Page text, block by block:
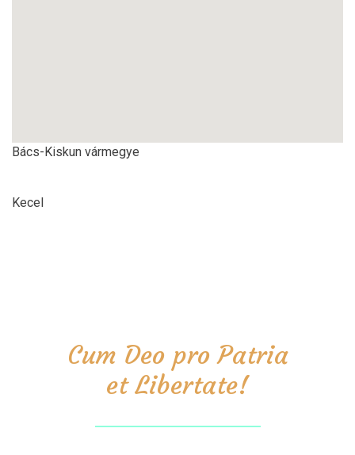
Bács-Kiskun vármegye
Kecel
Cum Deo pro Patria
et Libertate!